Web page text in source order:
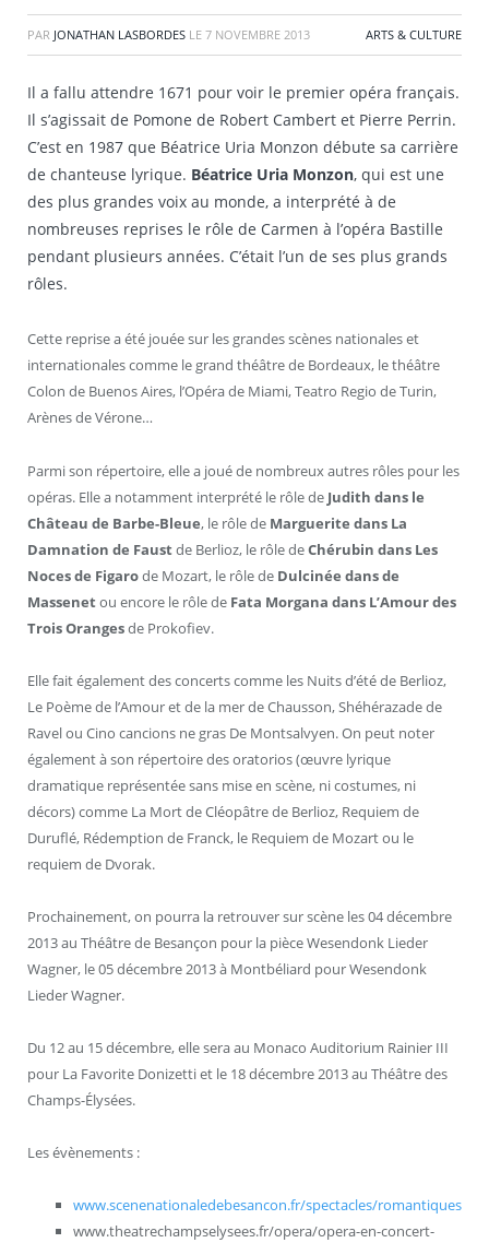
PAR JONATHAN LASBORDES LE 7 NOVEMBRE 2013 ARTS & CULTURE
Il a fallu attendre 1671 pour voir le premier opéra français.
Il s’agissait de Pomone de Robert Cambert et Pierre Perrin.
C’est en 1987 que Béatrice Uria Monzon débute sa carrière
de chanteuse lyrique. Béatrice Uria Monzon, qui est une
des plus grandes voix au monde, a interprété à de
nombreuses reprises le rôle de Carmen à l’opéra Bastille
pendant plusieurs années. C’était l’un de ses plus grands
rôles.
Cette reprise a été jouée sur les grandes scènes nationales et
internationales comme le grand théâtre de Bordeaux, le théâtre
Colon de Buenos Aires, l’Opéra de Miami, Teatro Regio de Turin,
Arènes de Vérone…
Parmi son répertoire, elle a joué de nombreux autres rôles pour les
opéras. Elle a notamment interprété le rôle de Judith dans le
Château de Barbe-Bleue, le rôle de Marguerite dans La
Damnation de Faustde Berlioz, le rôle deChérubin dans Les
Noces de Figarode Mozart, le rôle de Dulcinée dans de
Massenetou encore le rôle de Fata Morgana dans L’Amour des
Trois Orangesde Prokofiev.
Elle fait également des concerts comme les Nuits d’été de Berlioz,
Le Poème de l’Amour et de la mer de Chausson, Shéhérazade de
Ravel ou Cino cancions ne gras De Montsalvyen. On peut noter
également à son répertoire des oratorios (œuvre lyrique
dramatique représentée sans mise en scène, ni costumes, ni
décors) comme La Mort de Cléopâtre de Berlioz, Requiem de
Duruflé, Rédemption de Franck, le Requiem de Mozart ou le
requiem de Dvorak.
Prochainement, on pourra la retrouver sur scène les 04 décembre
2013 au Théâtre de Besançon pour la pièce Wesendonk Lieder
Wagner, le 05 décembre 2013 à Montbéliard pour Wesendonk
Lieder Wagner.
Du 12 au 15 décembre, elle sera au Monaco Auditorium Rainier III
pour La Favorite Donizetti et le 18 décembre 2013 au Théâtre des
Champs-Élysées.
Les évènements :
www.scenenationaledebesancon.fr/spectacles/romantiques
www.theatrechampselysees.fr/opera/opera-en-concert-